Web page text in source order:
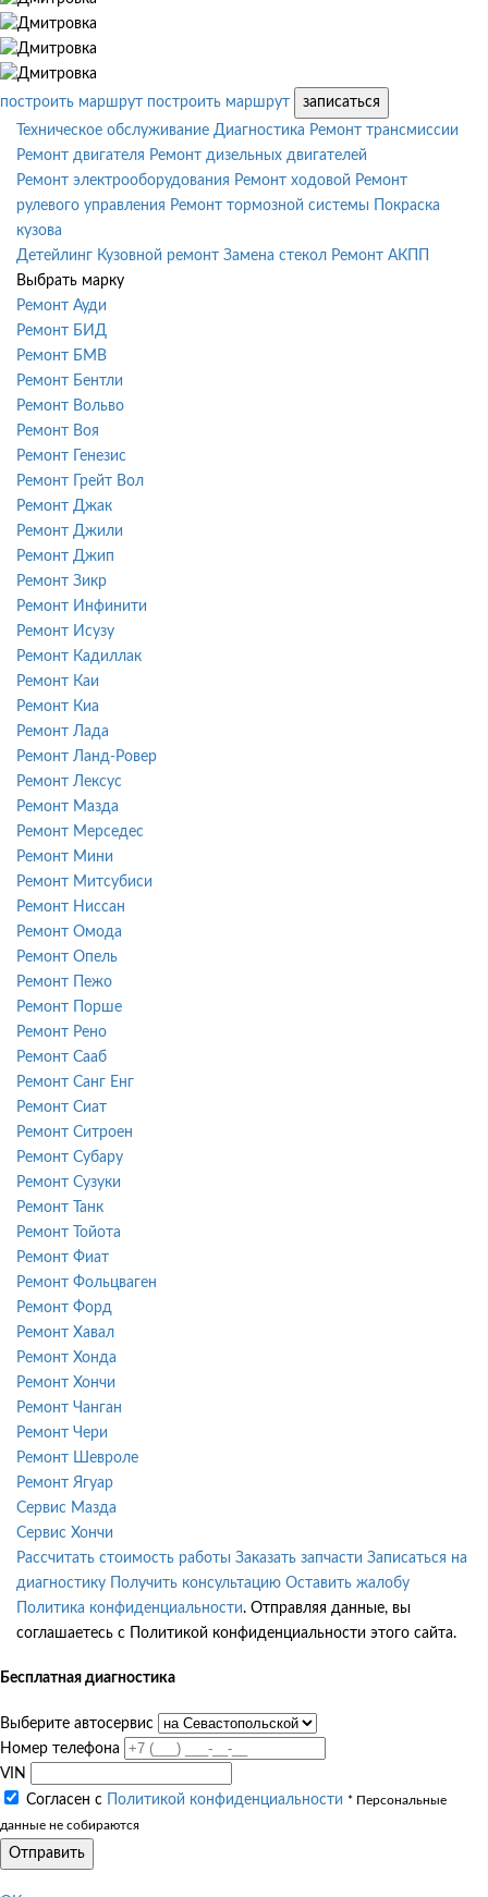
построить маршрут построить маршрут
записаться
Техническое обслуживание Диагностика Ремонт трансмиссии
Ремонт двигателя Ремонт дизельных двигателей
Ремонт электрооборудования Ремонт ходовой Ремонт
рулевого управления Ремонт тормозной системы
Покраска
кузова
Детейлинг Кузовной ремонт Замена стекол Ремонт АКПП
Выбрать марку
Ремонт Ауди
Ремонт БИД
Ремонт БМВ
Ремонт Бентли
Ремонт Вольво
Ремонт Воя
Ремонт Генезис
Ремонт Грейт Вол
Ремонт Джак
Ремонт Джили
Ремонт Джип
Ремонт Зикр
Ремонт Инфинити
Ремонт Исузу
Ремонт Кадиллак
Ремонт Каи
Ремонт Киа
Ремонт Лада
Ремонт Ланд-Ровер
Ремонт Лексус
Ремонт Мазда
Ремонт Мерседес
Ремонт Мини
Ремонт Митсубиси
Ремонт Ниссан
Ремонт Омода
Ремонт Опель
Ремонт Пежо
Ремонт Порше
Ремонт Рено
Ремонт Сааб
Ремонт Санг Енг
Ремонт Сиат
Ремонт Ситроен
Ремонт Субару
Ремонт Сузуки
Ремонт Танк
Ремонт Тойота
Ремонт Фиат
Ремонт Фольцваген
Ремонт Форд
Ремонт Хавал
Ремонт Хонда
Ремонт Хончи
Ремонт Чанган
Ремонт Чери
Ремонт Шевроле
Ремонт Ягуар
Сервис Мазда
Сервис Хончи
Рассчитать стоимость работы Заказать запчасти Записаться на
диагностику
Получить консультацию Оставить жалобу
Политика конфиденциальности. Отправляя данные, вы
соглашаетесь с Политикой конфиденциальности этого сайта.
Бесплатная диагностика
Выберите автосервис
Номер телефона
VIN
Согласен с
Политикой конфиденциальности * Персональные
данные не собираются
Отправить